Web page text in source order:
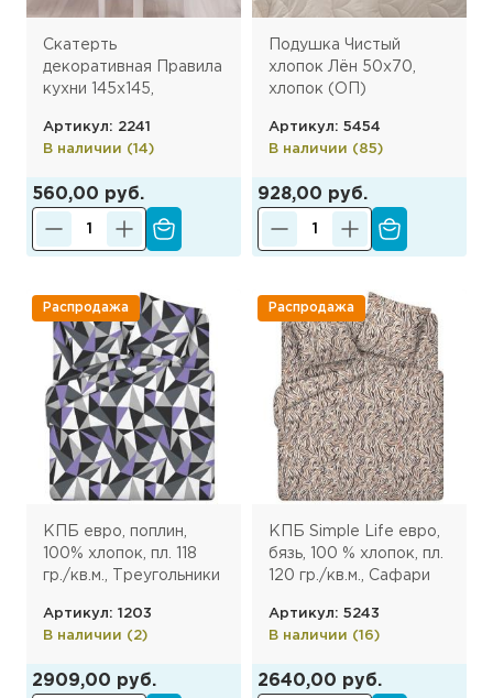
Скатерть
декоративная Правила
кухни 145х145,
хлопок, Вишня ПК
Артикул: 2241
В наличии (14)
560,00 руб.
Подушка Чистый
хлопок Лён 50х70,
хлопок (ОП)
Артикул: 5454
В наличии (85)
928,00 руб.
Распродажа
КПБ евро, поплин,
100% хлопок, пл. 118
гр./кв.м., Треугольники
Артикул: 1203
В наличии (2)
2909,00 руб.
Распродажа
КПБ Simple Life евро,
бязь, 100 % хлопок, пл.
120 гр./кв.м., Сафари
Артикул: 5243
В наличии (16)
2640,00 руб.